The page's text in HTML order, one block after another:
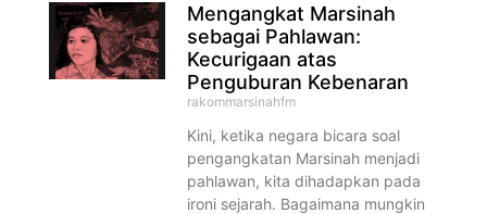
Mengangkat Marsinah
sebagai Pahlawan:
Kecurigaan atas
Penguburan Kebenaran
rakommarsinahfm
Kini, ketika negara bicara soal
pengangkatan Marsinah menjadi
pahlawan, kita dihadapkan pada
ironi sejarah. Bagaimana mungkin